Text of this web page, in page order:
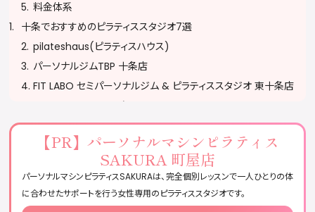
料金体系
十条でおすすめのピラティススタジオ7選
pilateshaus(ピラティスハウス)
パーソナルジムTBP 十条店
FIT LABO セミパーソナルジム & ピラティススタジオ 東十条店
zen place pilates 赤羽
the SILK 赤羽店
CLUB PILATES 赤羽店
Rintosull 赤羽店
ピラティススタジオに通う際の注意
予約・キャンセルポリシーを確認する
【PR】 パーソナルマシンピラティス
SAKURA 町屋店
パーソナルマシンピラティスSAKURAは、完全個別レッスンで一人ひとりの体
に合わせたサポートを行う女性専用のピラティススタジオです。